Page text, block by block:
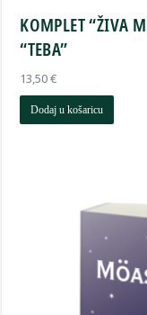
KOMPLET “ŽIVA
“TEBA”
13,50€
Dodaj u košaricu